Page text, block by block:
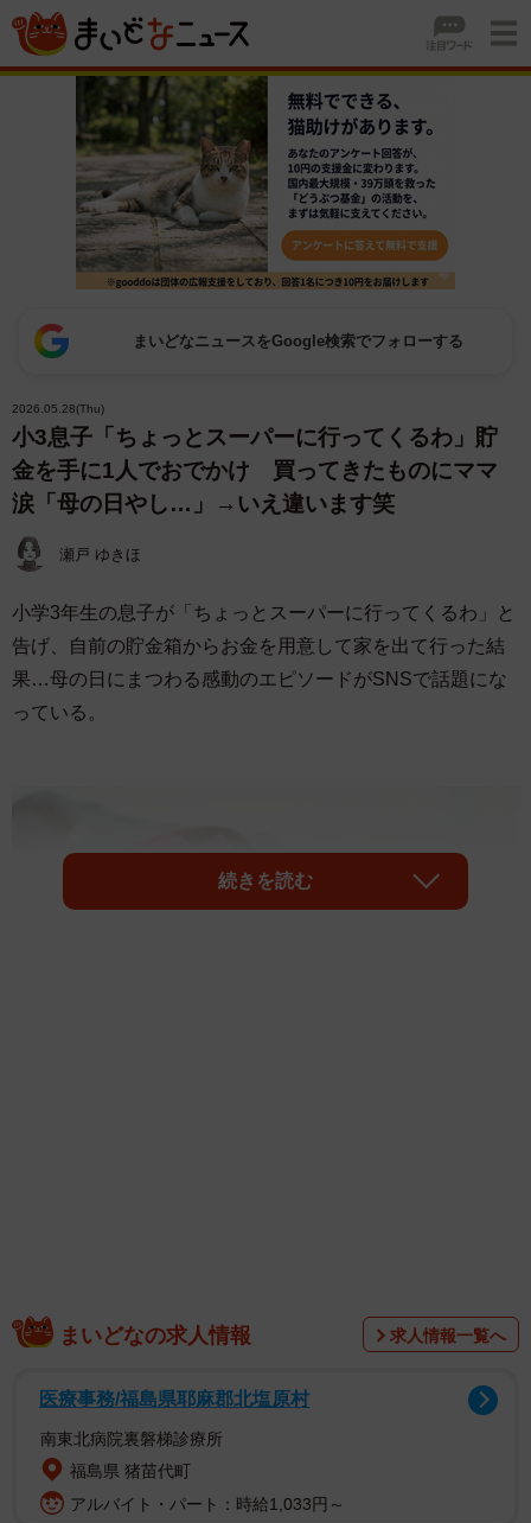
まいどなニュースをGoogle検索でフォローする
2026.05.28(Thu)
小3息子「ちょっとスーパーに行ってくるわ」貯
金を手に1人でおでかけ 買ってきたものにママ
涙「母の日やし…」→いえ違います笑
瀬戸 ゆきほ
小学3年生の息子が「ちょっとスーパーに行ってくるわ」と
告げ、自前の貯金箱からお金を用意して家を出て行った結
果…母の日にまつわる感動のエピソードがSNSで話題にな
っている。
キーなどのお菓子だったのだ。
続きを読む
まいどなの求人情報 求人情報一覧へ
医療事務/福島県耶麻郡北塩原村
南東北病院裏磐梯診療所
福島県 猪苗代町
アルバイト・パート：時給1,033円～